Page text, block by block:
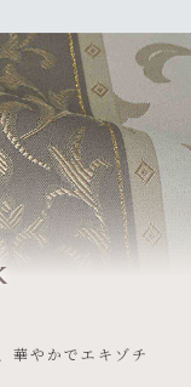
華やかでエキゾチ